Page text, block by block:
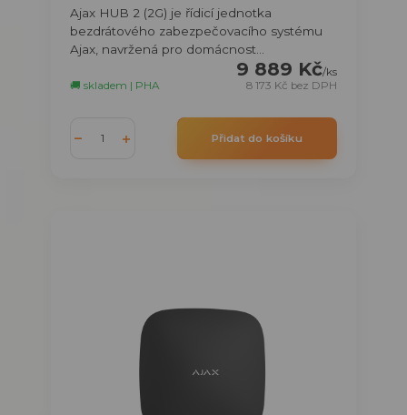
Ajax HUB 2 (2G) je řídicí jednotka
bezdrátového zabezpečovacího systému
Ajax, navržená pro domácnost...
9 889 Kč/ks
8 173 Kč bez DPH
🚚 skladem | PHA
Přidat do košíku